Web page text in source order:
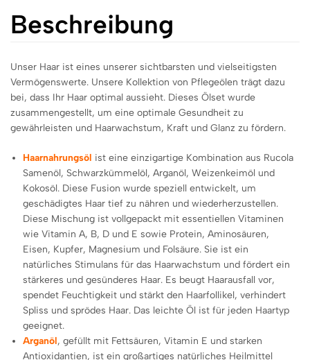
Beschreibung
Unser Haar ist eines unserer sichtbarsten und vielseitigsten
Vermögenswerte. Unsere Kollektion von Pflegeölen trägt dazu
bei, dass Ihr Haar optimal aussieht. Dieses Ölset wurde
zusammengestellt, um eine optimale Gesundheit zu
gewährleisten und Haarwachstum, Kraft und Glanz zu fördern.
Haarnahrungsöl ist eine einzigartige Kombination aus Rucola
Samenöl, Schwarzkümmelöl, Arganöl, Weizenkeimöl und
Kokosöl. Diese Fusion wurde speziell entwickelt, um
geschädigtes Haar tief zu nähren und wiederherzustellen.
Diese Mischung ist vollgepackt mit essentiellen Vitaminen
wie Vitamin A, B, D und E sowie Protein, Aminosäuren,
Eisen, Kupfer, Magnesium und Folsäure. Sie ist ein
natürliches Stimulans für das Haarwachstum und fördert ein
stärkeres und gesünderes Haar. Es beugt Haarausfall vor,
spendet Feuchtigkeit und stärkt den Haarfollikel, verhindert
Spliss und sprödes Haar. Das leichte Öl ist für jeden Haartyp
geeignet.
Arganöl, gefüllt mit Fettsäuren, Vitamin E und starken
Antioxidantien, ist ein großartiges natürliches Heilmittel